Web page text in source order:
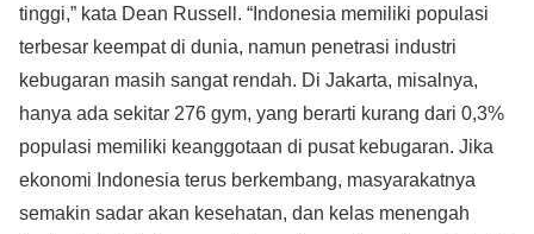
tinggi,” kata Dean Russell. “Indonesia memiliki populasi
terbesar keempat di dunia, namun penetrasi industri
kebugaran masih sangat rendah. Di Jakarta, misalnya,
hanya ada sekitar 276 gym, yang berarti kurang dari 0,3%
populasi memiliki keanggotaan di pusat kebugaran. Jika
ekonomi Indonesia terus berkembang, masyarakatnya
semakin sadar akan kesehatan, dan kelas menengah